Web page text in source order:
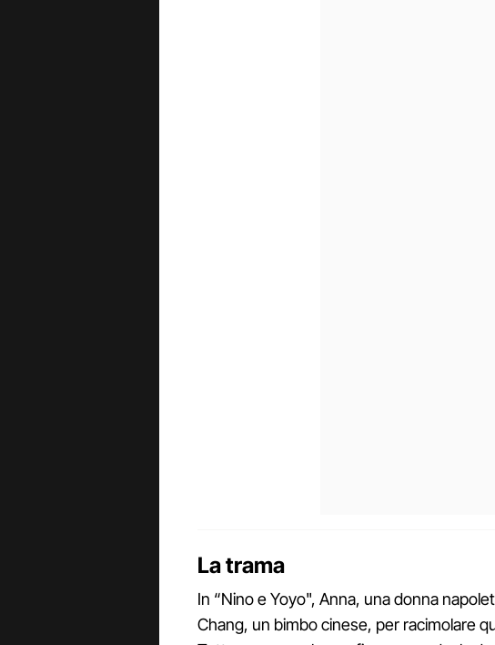
La trama
In “Nino e Yoyo", Anna, una donna
Chang, un bimbo cinese, per racimolare